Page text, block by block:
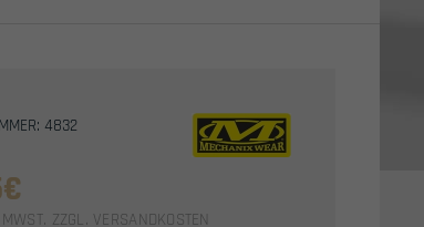
4832
€
ZZGL. VERSANDKOSTEN